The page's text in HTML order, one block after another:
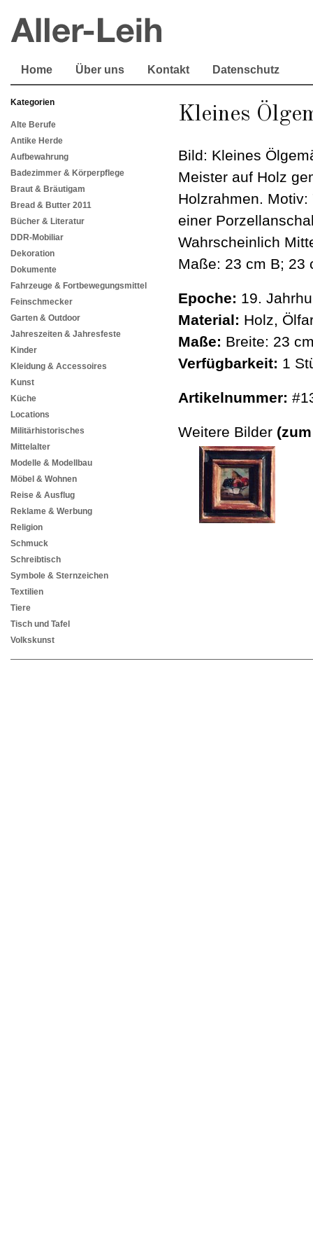
Home Über uns Kontakt Datenschutz
Kategorien
Alte Berufe
Antike Herde
Aufbewahrung
Badezimmer & Körperpflege
Braut & Bräutigam
Bread & Butter 2011
Bücher & Literatur
DDR-Mobiliar
Dekoration
Dokumente
Fahrzeuge & Fortbewegungsmittel
Feinschmecker
Garten & Outdoor
Jahreszeiten & Jahresfeste
Kinder
Kleidung & Accessoires
Kunst
Küche
Locations
Militärhistorisches
Mittelalter
Modelle & Modellbau
Möbel & Wohnen
Reise & Ausflug
Reklame & Werbung
Religion
Schmuck
Schreibtisch
Symbole & Sternzeichen
Textilien
Tiere
Tisch und Tafel
Volkskunst
Kleines
Bild: Kleines
Meister auf Holz
Holzrahmen.
einer
Wahrscheinlich
Maße: 23 cm B; 23
Epoche: 19.
Material: Holz,
Maße: Breite: 23
Verfügbarkeit: 1
Artikelnummer:
Weitere Bilder